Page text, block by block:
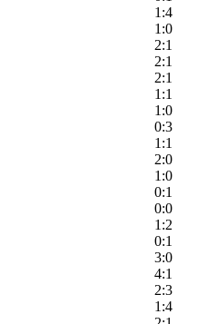
1:4
1:0
2:1
2:1
2:1
1:1
1:0
0:3
1:1
2:0
1:0
0:1
0:0
1:2
0:1
3:0
4:1
2:3
1:4